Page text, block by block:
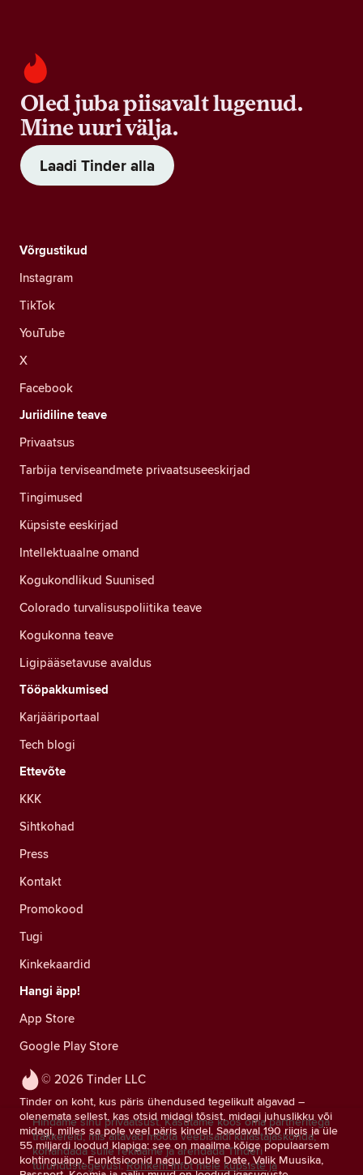
Oled juba piisavalt lugenud.
Mine uuri välja.
Laadi Tinder alla
© 2026 Tinder LLC
Tinder on koht, kus päris ühendused tegelikult algavad –
olenemata sellest, kas otsid midagi tõsist, midagi juhuslikku või
midagi, milles sa pole veel päris kindel. Saadaval 190 riigis ja üle
55 miljardi loodud klapiga: see on maailma kõige populaarsem
kohtinguäpp. Funktsioonid nagu Double Date, Valik Muusika,
Võrgustikud
Instagram
TikTok
YouTube
X
Facebook
Juriidiline teave
Privaatsus
Tarbija terviseandmete privaatsuseeskirjad
Tingimused
Küpsiste eeskirjad
Intellektuaalne omand
Kogukondlikud Suunised
Colorado turvalisuspoliitika teave
Kogukonna teave
Ligipääsetavuse avaldus
Tööpakkumised
Karjääriportaal
Tech blogi
Ettevõte
KKK
Sihtkohad
Press
Kontakt
Promokood
Tugi
Kinkekaardid
Hangi äpp!
App Store
Google Play Store
Hindame sinu privaatsust. Kasutame koos oma partneritega
träkkereid, mis aitavad mõõta veebisaidi külastajaskonda,
kohandada sulle reklaame ja arendada Tinderi
turundustegevusi. Rohkem infot meie küpsiste ja